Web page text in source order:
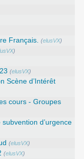
Français. (elusVX)
)
(elusVX)
Scène d’Intérêt
cours - Groupes
d’urgence
(elusVX)
(elusVX)